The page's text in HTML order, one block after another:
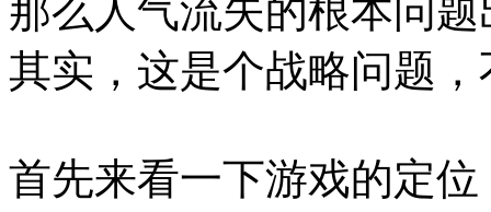
那么人气流失的根本问
其实，这是个战略问题
首先来看一下游戏的定